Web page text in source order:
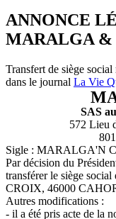
ANNONCE
MARALGA &
Transfert de siège
dans le journal La Vie
SAS
572 Lieu
Sigle : MARALGA'N
Par décision du
transférer le siège
CROIX, 46000
Autres modifications :
- il a été pris acte de la